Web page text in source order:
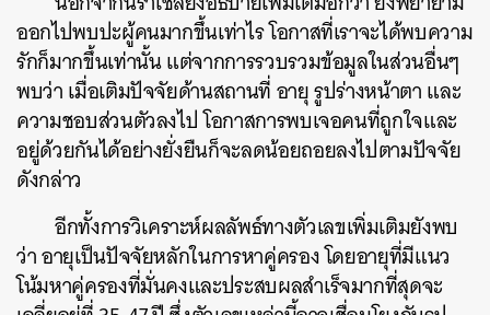
ออกไปพบปะผู้คนมากขึ้นเท่าไร โอกาสที่เราจะได้พบความ
รักก็มากขึ้นเท่านั้น แต่จากการรวบรวมข้อมูลในส่วนอื่นๆ
พบว่า เมื่อเติมปัจจัยด้านสถานที่ อายุ รูปร่างหน้าตา และ
ความชอบส่วนตัวลงไป โอกาสการพบเจอคนที่ถูกใจและ
อยู่ด้วยกันได้อย่างยั่งยืนก็จะลดน้อยถอยลงไปตามปัจจัย
ดังกล่าว
อีกทั้งการวิเคราะห์ผลลัพธ์ทางตัวเลขเพิ่มเติมยังพบ
ว่า อายุเป็นปัจจัยหลักในการหาคู่ครอง โดยอายุที่มีแนว
โน้มหาคู่ครองที่มั่นคงและประสบผลสำเร็จมากที่สุดจะ